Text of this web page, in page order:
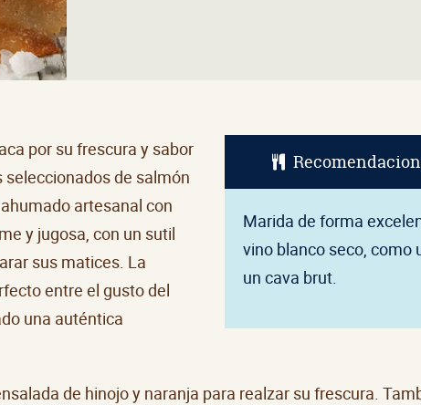
Marida de forma
vino blanco seco, como
un cava brut.
por su frescura y sabor
de salmón
artesanal con
y jugosa, con un sutil
sus matices. La
entre el gusto del
una auténtica
de hinojo y naranja para realzar su frescura.